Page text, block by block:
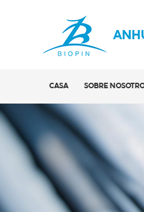
CASA SOBRE